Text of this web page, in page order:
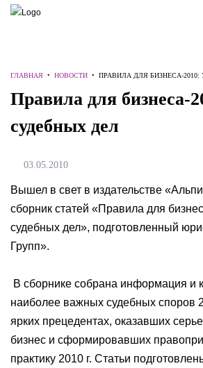
ПОИСК ПО САЙТУ
ГЛАВНАЯ • НОВОСТИ • ПРАВИЛА ДЛЯ БИЗНЕСА-
Правила для бизнеса-
судебных дел
03.05.2010
Вышел в свет в издательстве
сборник статей «Правила для
судебных дел», подготовленный
Групп».
В сборнике собрана информация и
наиболее важных судебных споров
ярких прецедентах, оказавших
бизнес и сформировавших
практику 2010 г. Статьи